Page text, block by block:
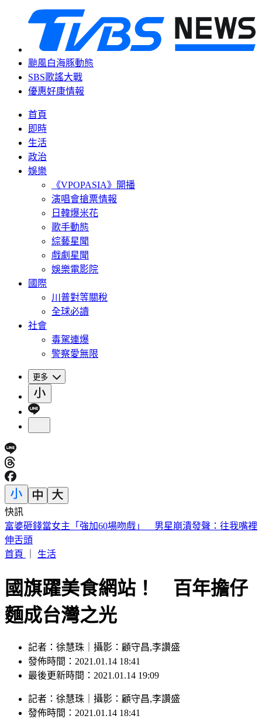
颱風白海豚動態
SBS歌謠大戰
優惠好康情報
首頁
即時
生活
政治
娛樂
《VPOPASIA》開播
演唱會搶票情報
日韓爆米花
歌手動態
綜藝星聞
戲劇星聞
娛樂電影院
國際
川普對等關稅
全球必讀
社會
毒駕連爆
警察愛無限
更多
快訊
喉嚨痛如刀割！一票人狂咳3週「新冠、流感全陰」 醫曝：
這次病毒很毒
首頁
生活
國旗躍美食網站！ 百年擔仔
麵成台灣之光
記者：徐慧珠｜攝影：顧守昌,李讚盛
發佈時間：2021.01.14 18:41
最後更新時間：2021.01.14 19:09
記者 ： 徐慧珠 攝影 ： 顧守昌,李讚盛
發佈時間： 2021.01.14 18:41